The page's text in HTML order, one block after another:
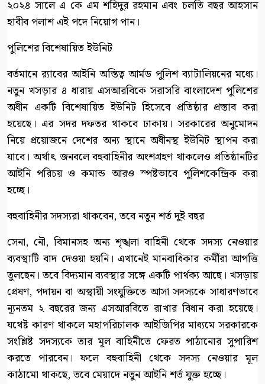
২০২৪ সালে এ কে এম শহিদুর রহমান এবং চলতি বছর আহসান
হাবীব পলাশ এই পদে নিয়োগ পান।
পুলিশের বিশেষায়িত ইউনিট
বর্তমানে র‍্যাবের আইনি অস্তিত্ব আর্মড পুলিশ ব্যাটালিয়নের মধ্যে।
নতুন খসড়ার ৪ ধারায় এসআরবিকে সরাসরি বাংলাদেশ পুলিশের
অধীন একটি বিশেষায়িত ইউনিট হিসেবে প্রতিষ্ঠার প্রস্তাব করা
হয়েছে। এর সদর দফতর থাকবে ঢাকায়। সরকারের অনুমোদন
নিয়ে প্রয়োজনে দেশের অন্য স্থানে অধীনস্থ ইউনিট স্থাপন করা
যাবে। অর্থাৎ জনবলে বহুবাহিনীর অংশগ্রহণ থাকলেও প্রতিষ্ঠানটির
আইনি পরিচয় ও কমান্ড আরও স্পষ্টভাবে পুলিশকেন্দ্রিক করা
হচ্ছে।
বহুবাহিনীর সদস্যরা থাকবেন, তবে নতুন শর্ত দুই বছর
সেনা, নৌ, বিমানসহ অন্য শৃঙ্খলা বাহিনী থেকে সদস্য নেওয়ার
ব্যবস্থাটি বাদ দেওয়া হয়নি। এখানেই মানবাধিকার কর্মীরা আপত্তি
তুলছেন। তবে বিদ্যমান ব্যবস্থার সঙ্গে একটি পার্থক্য আছে। খসড়ায়
প্রেষণ, পদায়ন বা অস্থায়ী সংযুক্তিতে আসা সদস্যকে সাধারণভাবে
ন্যূনতম ২ বছরের জন্য এসআরবিতে রাখার বিধান করা হয়েছে।
যথেষ্ট কারণ থাকলে মহাপরিচালক আইজিপির মাধ্যমে সরকারকে
সংশ্লিষ্ট সদস্যকে তার মূল বাহিনীতে ফেরত পাঠানোর সুপারিশ
করতে পারবেন। ফলে বহুবাহিনী থেকে সদস্য নেওয়ার মূল
কাঠামো থাকছে, তবে মেয়াদে নতুন আইনি শর্ত যুক্ত হচ্ছে।